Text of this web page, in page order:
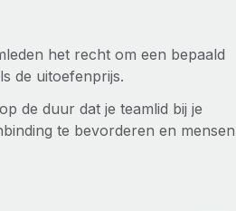
het recht om een bepaald
de uitoefenprijs.
de duur dat je teamlid bij je
te bevorderen en mensen